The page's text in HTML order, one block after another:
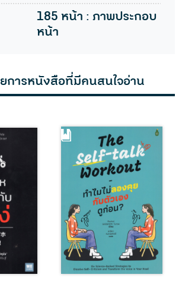
185 หน้า : ภาพประกอบ
หน้า
การหนังสือที่มีคนสนใจอ่าน